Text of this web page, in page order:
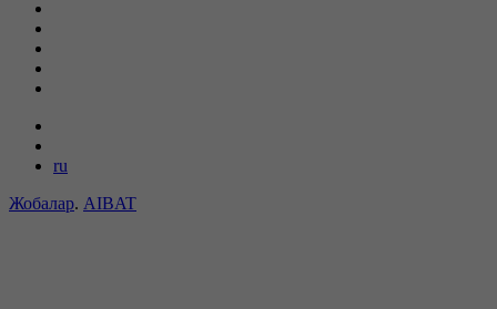
ru
Жобалар. AIBAT